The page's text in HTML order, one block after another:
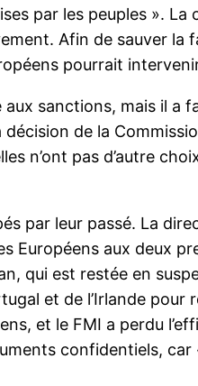
par les peuples ».
Afin de sauver la
pourrait intervenir,
sanctions, mais il a
de la
n’ont pas d’autre
par leur passé. La
Européens aux deux
qui est restée en
et de l’Irlande pour
et le FMI a perdu
confidentiels,